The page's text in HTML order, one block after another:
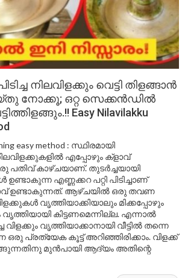
നിലവിളക്കും വെട്ടി തിളങ്ങാൻ
നോക്കൂ; ഒറ്റ സെക്കൻഡിൽ
Easy Nilavilakku
easy method : സ്ഥിരമായി
എപ്പോഴും ക്‌ളാവ്
ഒരു പതിവ് കാഴ്ചയാണ്. തുടർച്ചയായി
എണ്ണക്കറ പറ്റി പിടിച്ചാണ്
ഉണ്ടാകുന്നത്. ആഴ്ചയിൽ ഒരു തവണ
വൃത്തിയാക്കിയാലും മിക്കപ്പോഴും
കിട്ടണമെന്നില്ല. എന്നാൽ
വിളക്കും വൃത്തിയാക്കാനായി വീട്ടിൽ തന്നെ
പ്രത്യേക കൂട്ട് അറിഞ്ഞിരിക്കാം. വിളക്ക്
മുൻപായി ആദ്യം അതിന്റെ